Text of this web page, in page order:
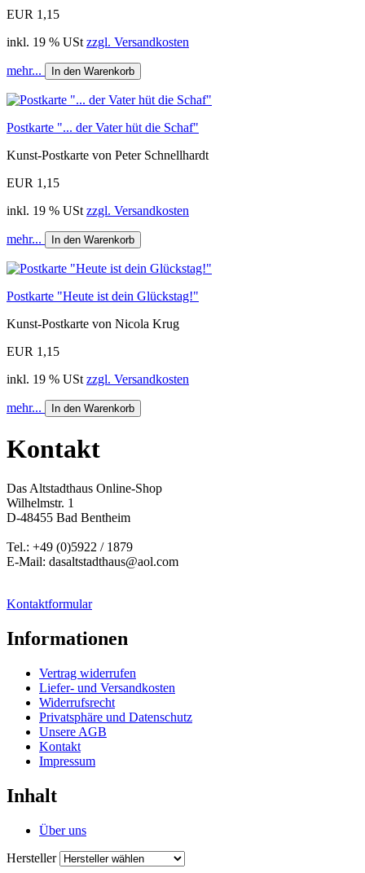
EUR 1,15
inkl. 19 % USt zzgl. Versandkosten
mehr... In den Warenkorb
Postkarte "... der Vater hüt die Schaf"
Kunst-Postkarte von Peter Schnellhardt
EUR 1,15
inkl. 19 % USt zzgl. Versandkosten
mehr... In den Warenkorb
Postkarte "Heute ist dein Glückstag!"
Kunst-Postkarte von Nicola Krug
EUR 1,15
inkl. 19 % USt zzgl. Versandkosten
mehr... In den Warenkorb
Kontakt
Das Altstadthaus Online-Shop
Wilhelmstr. 1
D-48455 Bad Bentheim
Tel.: +49 (0)5922 / 1879
E-Mail: dasaltstadthaus@aol.com
Kontaktformular
Informationen
Vertrag widerrufen
Liefer- und Versandkosten
Widerrufsrecht
Privatsphäre und Datenschutz
Unsere AGB
Kontakt
Impressum
Inhalt
Über uns
Hersteller